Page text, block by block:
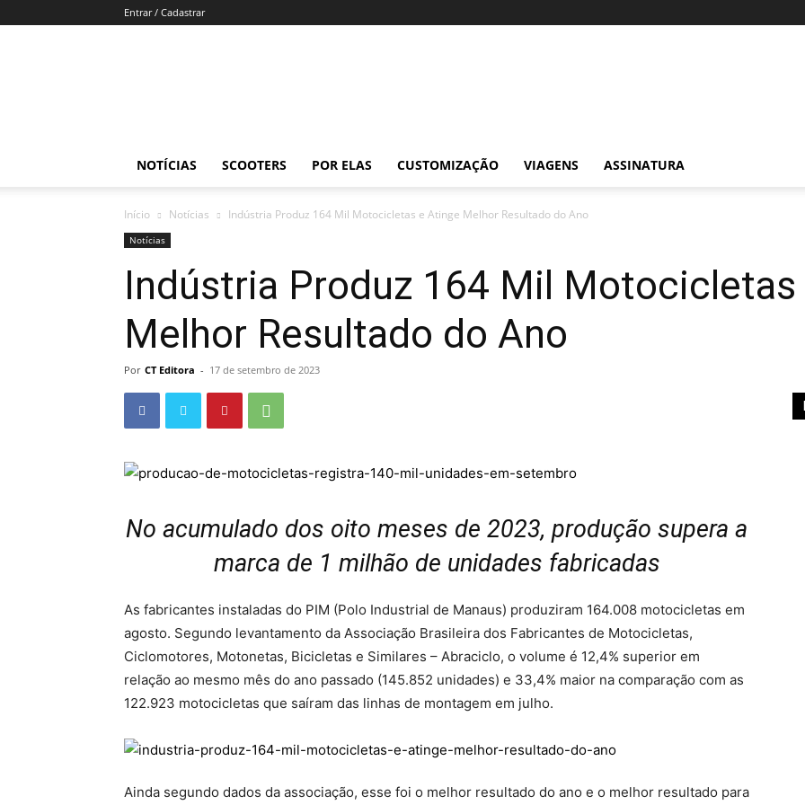
Entrar / Cadastrar
NOTÍCIAS SCOOTERS POR ELAS CUSTOMIZAÇÃO VIAGENS ASSINATURA
Início Notícias Indústria Produz 164 Mil Motocicletas e Atinge Melhor Resultado do Ano
Notícias
Indústria Produz 164 Mil
Melhor Resultado do Ano
Por CT Editora - 17 de setembro de 2023
No acumulado dos oito meses de 2023, produção supera a
marca de 1 milhão de unidades fabricadas
As fabricantes instaladas do PIM (Polo Industrial de Manaus) produziram 164.008 motocicletas em
agosto. Segundo levantamento da Associação Brasileira dos Fabricantes de Motocicletas,
Ciclomotores, Motonetas, Bicicletas e Similares – Abraciclo, o volume é 12,4% superior em
relação ao mesmo mês do ano passado (145.852 unidades) e 33,4% maior na comparação com as
122.923 motocicletas que saíram das linhas de montagem em julho.
Ainda segundo dados da associação, esse foi o melhor resultado do ano e o melhor resultado para